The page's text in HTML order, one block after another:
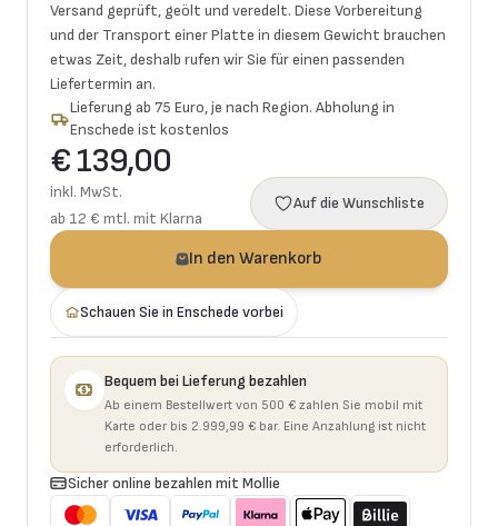
Versand geprüft, geölt und veredelt. Diese Vorbereitung
und der Transport einer Platte in diesem Gewicht brauchen
etwas Zeit, deshalb rufen wir Sie für einen passenden
Liefertermin an.
Lieferung ab 75 Euro, je nach Region. Abholung in
Enschede ist kostenlos
€ 139,00
inkl. MwSt.
ab 12 € mtl. mit Klarna
Auf die Wunschliste
In den Warenkorb
Schauen Sie in Enschede vorbei
Bequem bei Lieferung bezahlen
Ab einem Bestellwert von 500 € zahlen Sie mobil mit
Karte oder bis 2.999,99 € bar. Eine Anzahlung ist nicht
erforderlich.
Sicher online bezahlen mit Mollie